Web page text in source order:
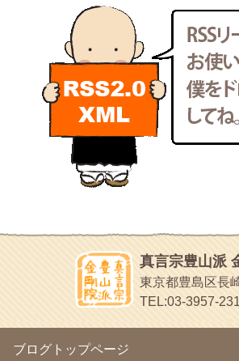
2011年6月(13)
2011年5月
2011年4月
(17)
2011年3月(15)
2011年2月(22)
2011年1月(22)
2010年12月(21)
2010年11月
(14)
2010年9月(16)
(13)
2010年5月(22)
2010年4月(25)
2010年3月(22)
2010年2月
(23)
2010年1月(23)
2009年12月(18)
2009年10月(20)
新聞屋の道具箱
新聞社で使われる用語の解説など
makotoさんの御符内巡礼記
東京の巡礼記です
POLYHEDON
いろいろなことが書いてあるよ
bunchan
あちこち行って！
目白鍼灸院
日本人の繊細な体質にあわせた、やさしく
ほうげん日記
放言じゃなくて和尚さんの名前だよ
面白いサイトみつけたよ。
ヘェ～という感じ
chocolab.Air♪DIALY
ラブラドールのワンちゃんがかわいいよ
真言宗豊山派
東京都豊島区長
TEL:03-3957-
ブログトップページ